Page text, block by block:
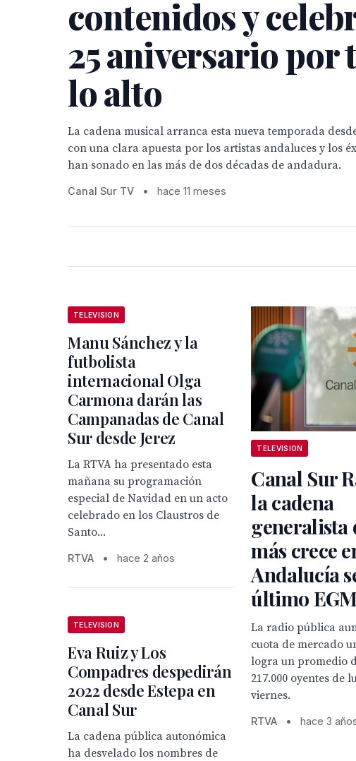
contenidos y
25 aniversario por
lo alto
La cadena musical arranca esta nueva temporada
con una clara apuesta por los artistas andaluces y los
han sonado en las más de dos décadas de andadura.
Canal Sur TV • hace 11 meses
TELEVISION
Manu Sánchez y la
futbolista
internacional Olga
Carmona darán las
Campanadas de Canal
Sur desde Jerez
La RTVA ha presentado esta
mañana su programación
especial de Navidad en un acto
celebrado en los Claustros de
Santo...
RTVA • hace 2 años
TELEVISION
Canal Sur
la cadena
generalista
más crece
Andalucía
último EGM
La radio pública
cuota de mercado
logra un promedio
217.000 oyentes de
viernes.
RTVA • hace 3
TELEVISION
Eva Ruiz y Los
Compadres despedirán
2022 desde Estepa en
Canal Sur
La cadena pública autonómica
ha desvelado los nombres de